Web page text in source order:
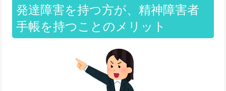
発達障害を持つ方が、精神障害者
手帳を持つことのメリット